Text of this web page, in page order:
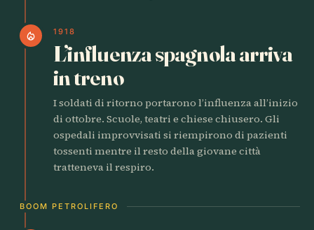
local_fire_department 1918
L’influenza spagnola arriva
in treno
I soldati di ritorno portarono l’influenza all’inizio
di ottobre. Scuole, teatri e chiese chiusero. Gli
ospedali improvvisati si riempirono di pazienti
tossenti mentre il resto della giovane città
tratteneva il respiro.
BOOM PETROLIFERO